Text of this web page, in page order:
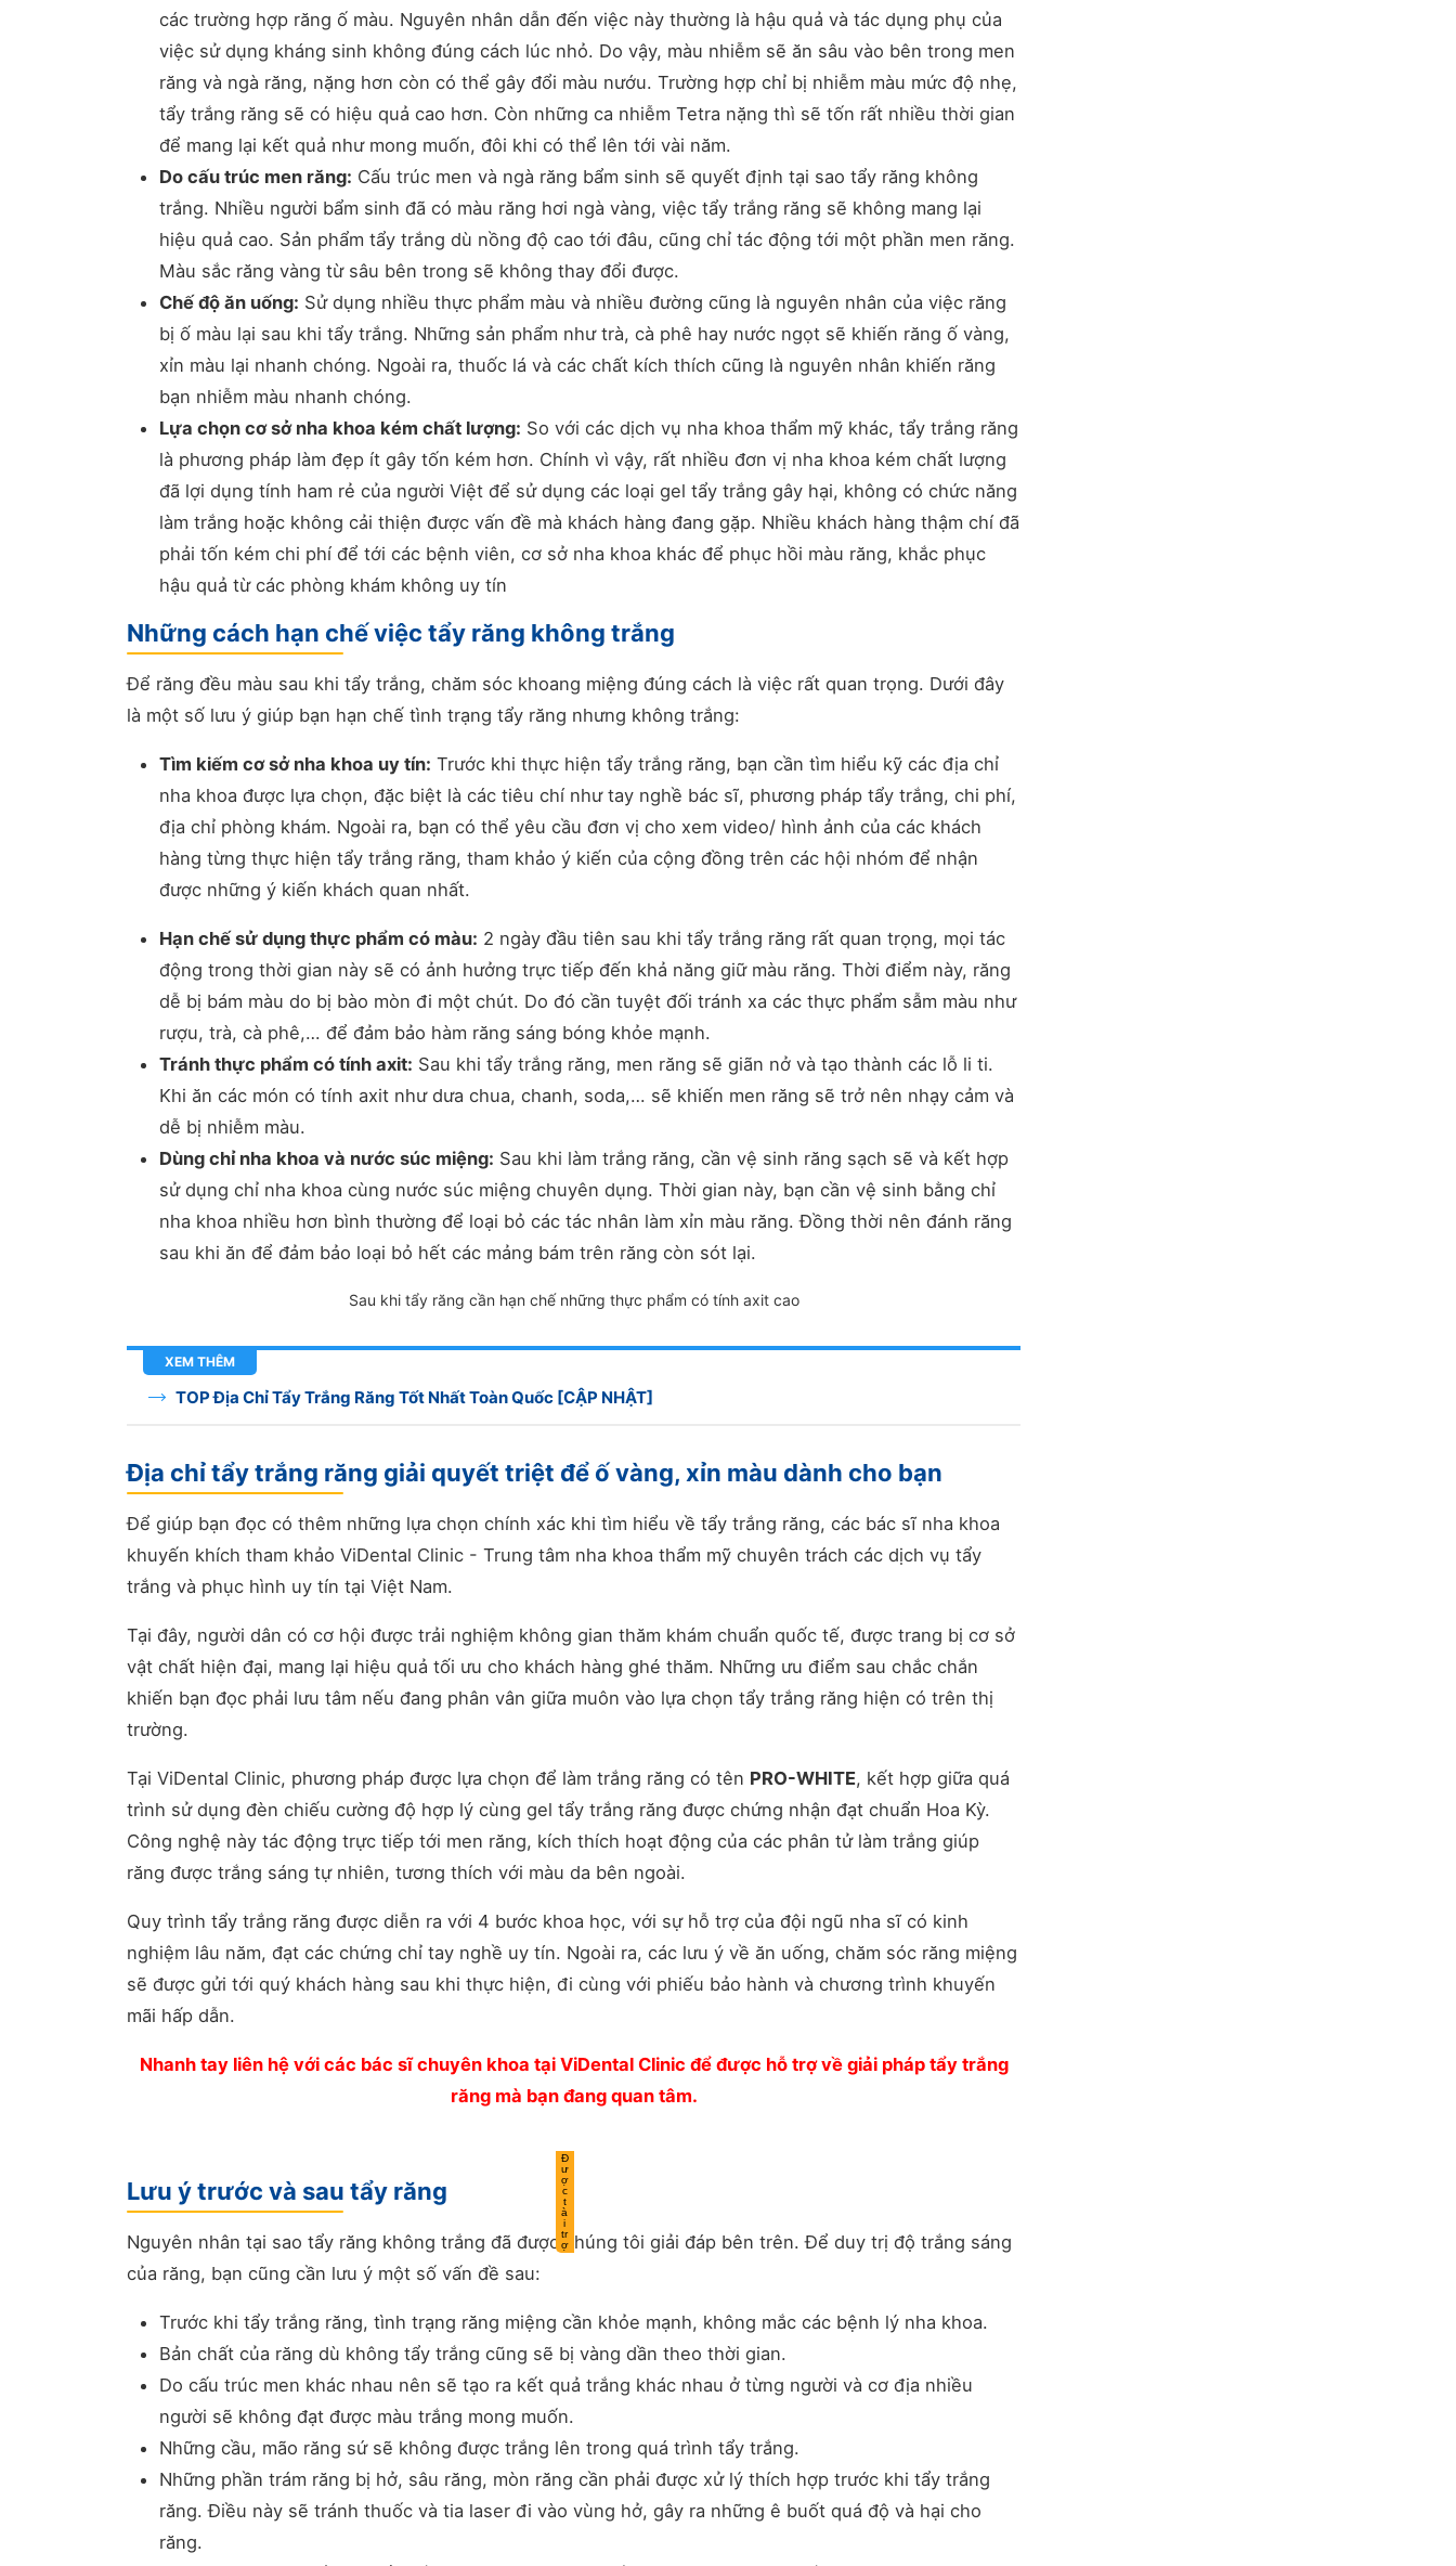
các trường hợp răng ố màu. Nguyên nhân dẫn đến việc này thường là hậu quả và tác dụng phụ của
việc sử dụng kháng sinh không đúng cách lúc nhỏ. Do vậy, màu nhiễm sẽ ăn sâu vào bên trong men
răng và ngà răng, nặng hơn còn có thể gây đổi màu nướu. Trường hợp chỉ bị nhiễm màu mức độ nhẹ,
tẩy trắng răng sẽ có hiệu quả cao hơn. Còn những ca nhiễm Tetra nặng thì sẽ tốn rất nhiều thời gian
để mang lại kết quả như mong muốn, đôi khi có thể lên tới vài năm.
Do cấu trúc men răng: Cấu trúc men và ngà răng bẩm sinh sẽ quyết định tại sao tẩy răng không
trắng. Nhiều người bẩm sinh đã có màu răng hơi ngà vàng, việc tẩy trắng răng sẽ không mang lại
hiệu quả cao. Sản phẩm tẩy trắng dù nồng độ cao tới đâu, cũng chỉ tác động tới một phần men răng.
Màu sắc răng vàng từ sâu bên trong sẽ không thay đổi được.
Chế độ ăn uống: Sử dụng nhiều thực phẩm màu và nhiều đường cũng là nguyên nhân của việc răng
bị ố màu lại sau khi tẩy trắng. Những sản phẩm như trà, cà phê hay nước ngọt sẽ khiến răng ố vàng,
xỉn màu lại nhanh chóng. Ngoài ra, thuốc lá và các chất kích thích cũng là nguyên nhân khiến răng
bạn nhiễm màu nhanh chóng.
Lựa chọn cơ sở nha khoa kém chất lượng: So với các dịch vụ nha khoa thẩm mỹ khác, tẩy trắng răng
là phương pháp làm đẹp ít gây tốn kém hơn. Chính vì vậy, rất nhiều đơn vị nha khoa kém chất lượng
đã lợi dụng tính ham rẻ của người Việt để sử dụng các loại gel tẩy trắng gây hại, không có chức năng
làm trắng hoặc không cải thiện được vấn đề mà khách hàng đang gặp. Nhiều khách hàng thậm chí đã
phải tốn kém chi phí để tới các bệnh viên, cơ sở nha khoa khác để phục hồi màu răng, khắc phục
hậu quả từ các phòng khám không uy tín
Những cách hạn chế việc tẩy răng không trắng
Để răng đều màu sau khi tẩy trắng, chăm sóc khoang miệng đúng cách là việc rất quan trọng. Dưới đây
là một số lưu ý giúp bạn hạn chế tình trạng tẩy răng nhưng không trắng:
Tìm kiếm cơ sở nha khoa uy tín: Trước khi thực hiện tẩy trắng răng, bạn cần tìm hiểu kỹ các địa chỉ
nha khoa được lựa chọn, đặc biệt là các tiêu chí như tay nghề bác sĩ, phương pháp tẩy trắng, chi phí,
địa chỉ phòng khám. Ngoài ra, bạn có thể yêu cầu đơn vị cho xem video/ hình ảnh của các khách
hàng từng thực hiện tẩy trắng răng, tham khảo ý kiến của cộng đồng trên các hội nhóm để nhận
được những ý kiến khách quan nhất.
Hạn chế sử dụng thực phẩm có màu: 2 ngày đầu tiên sau khi tẩy trắng răng rất quan trọng, mọi tác
động trong thời gian này sẽ có ảnh hưởng trực tiếp đến khả năng giữ màu răng. Thời điểm này, răng
dễ bị bám màu do bị bào mòn đi một chút. Do đó cần tuyệt đối tránh xa các thực phẩm sẫm màu như
rượu, trà, cà phê,… để đảm bảo hàm răng sáng bóng khỏe mạnh.
Tránh thực phẩm có tính axit: Sau khi tẩy trắng răng, men răng sẽ giãn nở và tạo thành các lỗ li ti.
Khi ăn các món có tính axit như dưa chua, chanh, soda,… sẽ khiến men răng sẽ trở nên nhạy cảm và
dễ bị nhiễm màu.
Dùng chỉ nha khoa và nước súc miệng: Sau khi làm trắng răng, cần vệ sinh răng sạch sẽ và kết hợp
sử dụng chỉ nha khoa cùng nước súc miệng chuyên dụng. Thời gian này, bạn cần vệ sinh bằng chỉ
nha khoa nhiều hơn bình thường để loại bỏ các tác nhân làm xỉn màu răng. Đồng thời nên đánh răng
sau khi ăn để đảm bảo loại bỏ hết các mảng bám trên răng còn sót lại.
Sau khi tẩy răng cần hạn chế những thực phẩm có tính axit cao
XEM THÊM
TOP Địa Chỉ Tẩy Trắng Răng Tốt Nhất Toàn Quốc [CẬP NHẬT]
Địa chỉ tẩy trắng răng giải quyết triệt để ố vàng, xỉn màu dành cho bạn
Để giúp bạn đọc có thêm những lựa chọn chính xác khi tìm hiểu về tẩy trắng răng, các bác sĩ nha khoa
khuyến khích tham khảo ViDental Clinic - Trung tâm nha khoa thẩm mỹ chuyên trách các dịch vụ tẩy
trắng và phục hình uy tín tại Việt Nam.
Tại đây, người dân có cơ hội được trải nghiệm không gian thăm khám chuẩn quốc tế, được trang bị cơ sở
vật chất hiện đại, mang lại hiệu quả tối ưu cho khách hàng ghé thăm. Những ưu điểm sau chắc chắn
khiến bạn đọc phải lưu tâm nếu đang phân vân giữa muôn vào lựa chọn tẩy trắng răng hiện có trên thị
trường.
Tại ViDental Clinic, phương pháp được lựa chọn để làm trắng răng có tên PRO-WHITE, kết hợp giữa quá
trình sử dụng đèn chiếu cường độ hợp lý cùng gel tẩy trắng răng được chứng nhận đạt chuẩn Hoa Kỳ.
Công nghệ này tác động trực tiếp tới men răng, kích thích hoạt động của các phân tử làm trắng giúp
răng được trắng sáng tự nhiên, tương thích với màu da bên ngoài.
Quy trình tẩy trắng răng được diễn ra với 4 bước khoa học, với sự hỗ trợ của đội ngũ nha sĩ có kinh
nghiệm lâu năm, đạt các chứng chỉ tay nghề uy tín. Ngoài ra, các lưu ý về ăn uống, chăm sóc răng miệng
sẽ được gửi tới quý khách hàng sau khi thực hiện, đi cùng với phiếu bảo hành và chương trình khuyến
mãi hấp dẫn.
Nhanh tay liên hệ với các bác sĩ chuyên khoa tại ViDental Clinic để được hỗ trợ về giải pháp tẩy trắng
răng mà bạn đang quan tâm.
Lưu ý trước và sau tẩy răng
Nguyên nhân tại sao tẩy răng không trắng đã được chúng tôi giải đáp bên trên. Để duy trị độ trắng sáng
của răng, bạn cũng cần lưu ý một số vấn đề sau:
Trước khi tẩy trắng răng, tình trạng răng miệng cần khỏe mạnh, không mắc các bệnh lý nha khoa.
Bản chất của răng dù không tẩy trắng cũng sẽ bị vàng dần theo thời gian.
Do cấu trúc men khác nhau nên sẽ tạo ra kết quả trắng khác nhau ở từng người và cơ địa nhiều
người sẽ không đạt được màu trắng mong muốn.
Những cầu, mão răng sứ sẽ không được trắng lên trong quá trình tẩy trắng.
Những phần trám răng bị hở, sâu răng, mòn răng cần phải được xử lý thích hợp trước khi tẩy trắng
răng. Điều này sẽ tránh thuốc và tia laser đi vào vùng hở, gây ra những ê buốt quá độ và hại cho
răng.